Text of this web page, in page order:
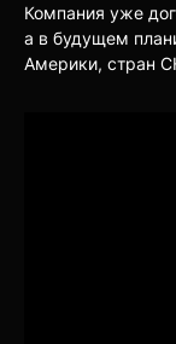
Компания уже
а в будущем
Америки, стран